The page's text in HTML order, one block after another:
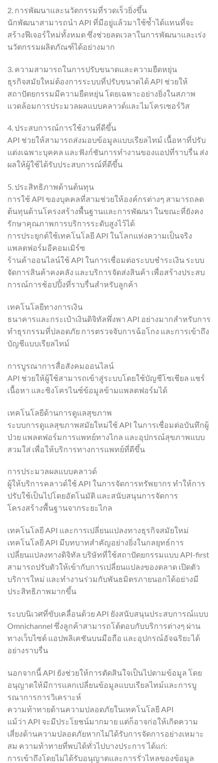
2. การพัฒนาและนวัตกรรมที่รวดเร็วยิ่งขึ้น
นักพัฒนาสามารถนำ API ที่มีอยู่แล้วมาใช้ซ้ำได้แทนที่จะ
สร้างฟีเจอร์ใหม่ทั้งหมด ซึ่งช่วยลดเวลาในการพัฒนาและเร่ง
นวัตกรรมผลิตภัณฑ์ได้อย่างมาก
3. ความสามารถในการปรับขนาดและความยืดหยุ่น
ธุรกิจสมัยใหม่ต้องการระบบที่ปรับขนาดได้ API ช่วยให้
สถาปัตยกรรมมีความยืดหยุ่น โดยเฉพาะอย่างยิ่งในสภาพ
แวดล้อมการประมวลผลแบบคลาวด์และไมโครเซอร์วิส
4. ประสบการณ์การใช้งานที่ดีขึ้น
API ช่วยให้สามารถส่งมอบข้อมูลแบบเรียลไทม์ เนื้อหาที่ปรับ
แต่งเฉพาะบุคคล และฟังก์ชันการทำงานของแอปที่ราบรื่น ส่ง
ผลให้ผู้ใช้ได้รับประสบการณ์ที่ดีขึ้น
5. ประสิทธิภาพด้านต้นทุน
การใช้ API ของบุคคลที่สามช่วยให้องค์กรต่างๆ สามารถลด
ต้นทุนด้านโครงสร้างพื้นฐานและการพัฒนา ในขณะที่ยังคง
รักษาคุณภาพการบริการระดับสูงไว้ได้
การประยุกต์ใช้เทคโนโลยี API ในโลกแห่งความเป็นจริง
แพลตฟอร์มอีคอมเมิร์ซ
ร้านค้าออนไลน์ใช้ API ในการเชื่อมต่อระบบชำระเงิน ระบบ
จัดการสินค้าคงคลัง และบริการจัดส่งสินค้า เพื่อสร้างประสบ
การณ์การช้อปปิ้งที่ราบรื่นสำหรับลูกค้า
เทคโนโลยีทางการเงิน
ธนาคารและกระเป๋าเงินดิจิทัลพึ่งพา API อย่างมากสำหรับการ
ทำธุรกรรมที่ปลอดภัย การตรวจจับการฉ้อโกง และการเข้าถึง
บัญชีแบบเรียลไทม์
การบูรณาการสื่อสังคมออนไลน์
API ช่วยให้ผู้ใช้สามารถเข้าสู่ระบบโดยใช้บัญชีโซเชียล แชร์
เนื้อหา และซิงโครไนซ์ข้อมูลข้ามแพลตฟอร์มได้
เทคโนโลยีด้านการดูแลสุขภาพ
ระบบการดูแลสุขภาพสมัยใหม่ใช้ API ในการเชื่อมต่อบันทึกผู้
ป่วย แพลตฟอร์มการแพทย์ทางไกล และอุปกรณ์สุขภาพแบบ
สวมใส่ เพื่อให้บริการทางการแพทย์ที่ดีขึ้น
การประมวลผลแบบคลาวด์
ผู้ให้บริการคลาวด์ใช้ API ในการจัดการทรัพยากร ทำให้การ
ปรับใช้เป็นไปโดยอัตโนมัติ และสนับสนุนการจัดการ
โครงสร้างพื้นฐานจากระยะไกล
เทคโนโลยี API และการเปลี่ยนแปลงทางธุรกิจสมัยใหม่
เทคโนโลยี API มีบทบาทสำคัญอย่างยิ่งในกลยุทธ์การ
เปลี่ยนแปลงทางดิจิทัล บริษัทที่ใช้สถาปัตยกรรมแบบ API-first
สามารถปรับตัวให้เข้ากับการเปลี่ยนแปลงของตลาด เปิดตัว
บริการใหม่ และทำงานร่วมกับพันธมิตรภายนอกได้อย่างมี
ประสิทธิภาพมากขึ้น
ระบบนิเวศที่ขับเคลื่อนด้วย API ยังสนับสนุนประสบการณ์แบบ
Omnichannel ซึ่งลูกค้าสามารถโต้ตอบกับบริการต่างๆ ผ่าน
ทางเว็บไซต์ แอปพลิเคชันบนมือถือ และอุปกรณ์อัจฉริยะได้
อย่างราบรื่น
นอกจากนี้ API ยังช่วยให้การตัดสินใจเป็นไปตามข้อมูล โดย
อนุญาตให้มีการแลกเปลี่ยนข้อมูลแบบเรียลไทม์และการบู
รณาการการวิเคราะห์
ความท้าทายด้านความปลอดภัยในเทคโนโลยี API
แม้ว่า API จะมีประโยชน์มากมาย แต่ก็อาจก่อให้เกิดความ
เสี่ยงด้านความปลอดภัยหากไม่ได้รับการจัดการอย่างเหมาะ
สม ความท้าทายที่พบได้ทั่วไปบางประการ ได้แก่:
การเข้าถึงโดยไม่ได้รับอนุญาตและการรั่วไหลของข้อมูล